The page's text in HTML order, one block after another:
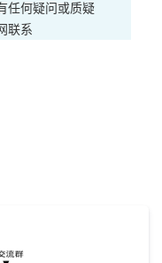
任何疑问或质疑
联系